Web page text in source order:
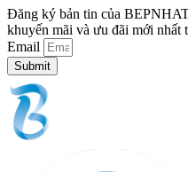
Đăng ký bản tin của
khuyến mãi và ưu đãi mới nhất
Email
Submit